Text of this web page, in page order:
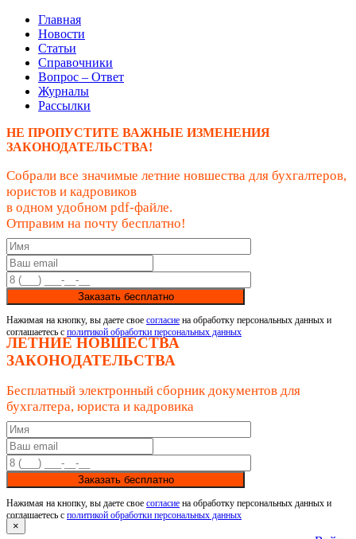
Главная
Новости
Статьи
Справочники
Вопрос – Ответ
Журналы
Рассылки
НЕ ПРОПУСТИТЕ ВАЖНЫЕ ИЗМЕНЕНИЯ
ЗАКОНОДАТЕЛЬСТВА!
Собрали все значимые летние новшества для бухгалтеров,
юристов и кадровиков
в одном удобном pdf-файле.
Отправим на почту бесплатно!
Заказать бесплатно
Нажимая на кнопку, вы даете свое согласие на обработку персональных данных и
соглашаетесь с политикой обработки персональных данных
ЛЕТНИЕ НОВШЕСТВА
ЗАКОНОДАТЕЛЬСТВА
Бесплатный электронный сборник документов для
бухгалтера, юриста и кадровика
Заказать бесплатно
Нажимая на кнопку, вы даете свое согласие на обработку персональных данных и
соглашаетесь с политикой обработки персональных данных
×